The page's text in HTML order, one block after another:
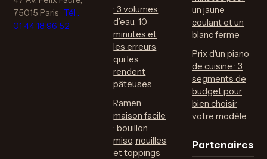
75015 Paris · Tél :
01 44 18 96 52
: 3 volumes
d’eau, 10
minutes et
les erreurs
qui les
rendent
pâteuses
Ramen
maison facile
: bouillon
miso, nouilles
et toppings
un jaune
coulant et un
blanc ferme
Prix d'un piano
de cuisine : 3
segments de
budget pour
bien choisir
votre modèle
Partenaires